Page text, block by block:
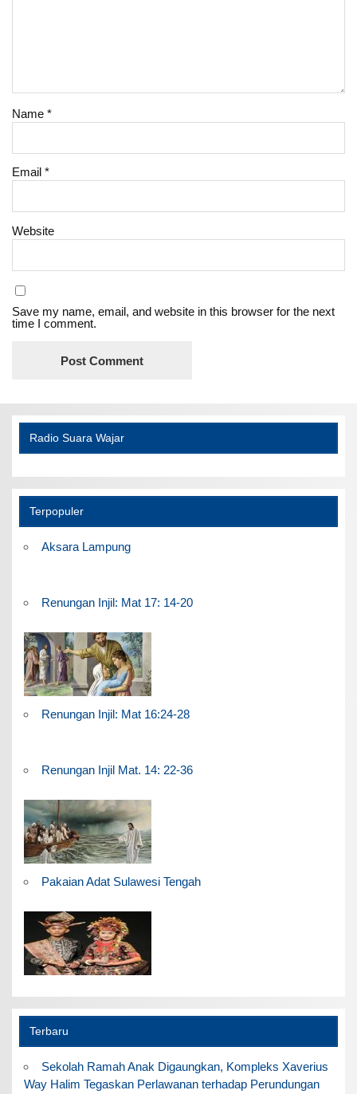
Name*
Email*
Website
Save my name, email, and website in this browser for the next
time I comment.
Radio Suara Wajar
Terpopuler
Aksara Lampung
Renungan Injil: Mat 17: 14-20
Renungan Injil: Mat 16:24-28
Renungan Injil Mat. 14: 22-36
Pakaian Adat Sulawesi Tengah
Terbaru
Sekolah Ramah Anak Digaungkan, Kompleks Xaverius
Way Halim Tegaskan Perlawanan terhadap Perundungan